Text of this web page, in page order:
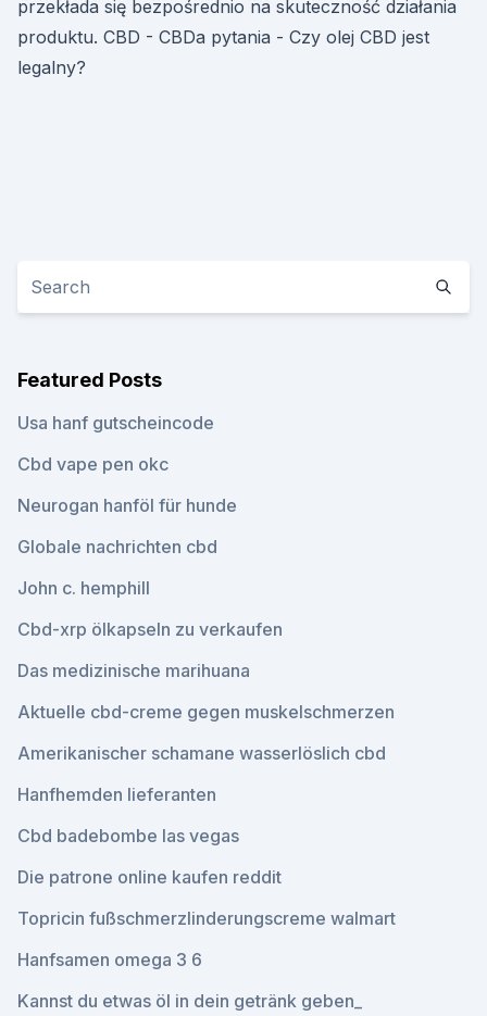
przekłada się bezpośrednio na skuteczność działania
produktu. CBD - CBDa pytania - Czy olej CBD jest
legalny?
Featured Posts
Usa hanf gutscheincode
Cbd vape pen okc
Neurogan hanföl für hunde
Globale nachrichten cbd
John c. hemphill
Cbd-xrp ölkapseln zu verkaufen
Das medizinische marihuana
Aktuelle cbd-creme gegen muskelschmerzen
Amerikanischer schamane wasserlöslich cbd
Hanfhemden lieferanten
Cbd badebombe las vegas
Die patrone online kaufen reddit
Topricin fußschmerzlinderungscreme walmart
Hanfsamen omega 3 6
Kannst du etwas öl in dein getränk geben_